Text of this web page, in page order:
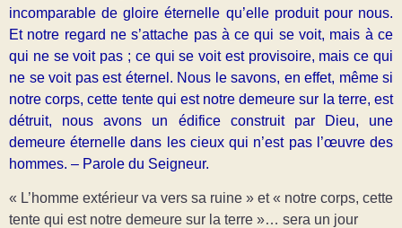
incomparable de gloire éternelle qu’elle produit pour nous.
Et notre regard ne s’attache pas à ce qui se voit, mais à ce
qui ne se voit pas ; ce qui se voit est provisoire, mais ce qui
ne se voit pas est éternel. Nous le savons, en effet, même si
notre corps, cette tente qui est notre demeure sur la terre, est
détruit, nous avons un édifice construit par Dieu, une
demeure éternelle dans les cieux qui n’est pas l’œuvre des
hommes. – Parole du Seigneur.
« L’homme extérieur va vers sa ruine » et « notre corps, cette
tente qui est notre demeure sur la terre »… sera un jour